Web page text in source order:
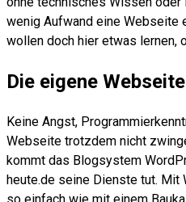
wenig Aufwand eine Webseite
wollen doch hier etwas lernen,
Die eigene
Keine Angst,
Webseite trotzdem nicht
kommt das Blogsystem
heute.de seine Dienste tut.